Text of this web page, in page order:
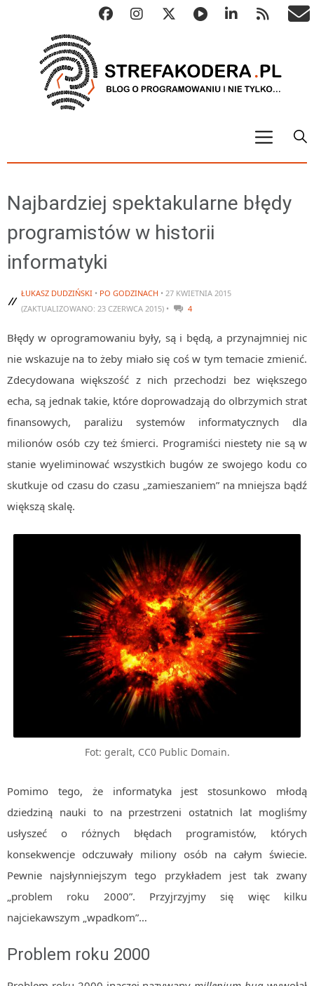
ALGO
Abstrakcyjne struktury danych
Metody numeryczne
Algorytmy konwersji
Algorytmy wyszukiwania
Inne
DEV
Elementarz Java
Pascal
WEB
.htaccess
JavaScript
Django
PHP
WordPress
MOBILE
Android
KONTROLA WERSJI
Git
TESTOWANIE
SIECI
BIZNES
PO GODZINACH
KONTAKT
Najbardziej spektakularne błędy
programistów w historii
informatyki
ŁUKASZ DUDZIŃSKI • PO GODZINACH • 27 KWIETNIA 2015
(ZAKTUALIZOWANO: 23 CZERWCA 2015) •
4
Błędy w oprogramowaniu były, są i będą, a przynajmniej nic
nie wskazuje na to żeby miało się coś w tym temacie zmienić.
Zdecydowana większość z nich przechodzi bez większego
echa, są jednak takie, które doprowadzają do olbrzymich strat
finansowych, paraliżu systemów informatycznych dla
milionów osób czy też śmierci. Programiści niestety nie są w
stanie wyeliminować wszystkich bugów ze swojego kodu co
skutkuje od czasu do czasu „zamieszaniem” na mniejsza bądź
większą skalę.
Fot: geralt, CC0 Public Domain.
Pomimo tego, że informatyka jest stosunkowo młodą
dziedziną nauki to na przestrzeni ostatnich lat mogliśmy
usłyszeć o różnych błędach programistów, których
konsekwencje odczuwały miliony osób na całym świecie.
Pewnie najsłynniejszym tego przykładem jest tak zwany
„problem roku 2000”. Przyjrzyjmy się więc kilku
najciekawszym „wpadkom”…
Problem roku 2000